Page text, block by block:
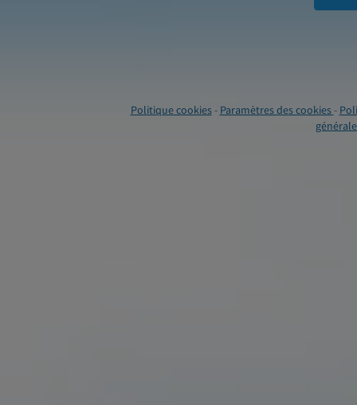
Politique cookies- Paramètres des cookies-